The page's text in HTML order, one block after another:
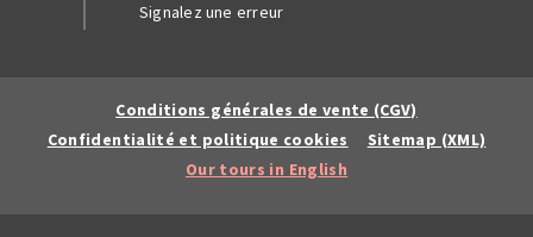
Signalez une erreur
Conditions générales de vente (CGV)
Confidentialité et politique cookies
Sitemap (XML)
Our tours in English